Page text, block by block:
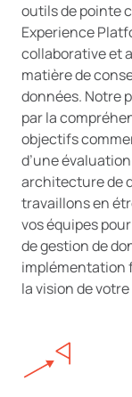
outils de pointe
Experience
collaborative et
matière de
données. Notre
par la
objectifs
d’une
architecture de
travaillons en
vos équipes
de gestion de
implémentation
la vision de